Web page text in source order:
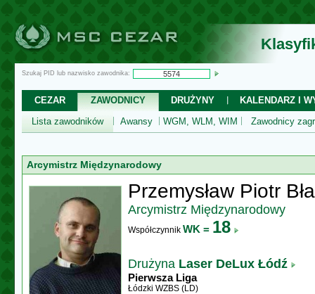
Szukaj PID lub nazwisko zawodnika:
CEZAR ZAWODNICY DRUŻYNY
KALENDARZ I
Lista zawodników
Awansy WGM, WLM, WIM Zawodnicy
Arcymistrz Międzynarodowy
Przemysław Piotr
Arcymistrz Międzynarodowy
Współczynnik WK = 18
Drużyna Laser DeLux Łódź
Pierwsza Liga
Łódzki WZBS (LD)